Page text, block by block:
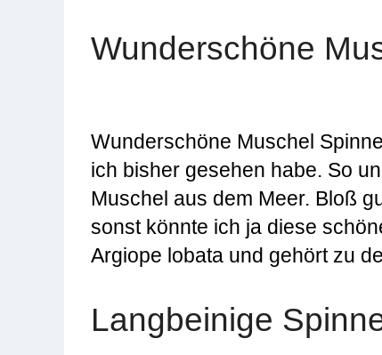
Wunderschöne
Wunderschöne Muschel
ich bisher gesehen habe. So
Muschel aus dem Meer. Bloß
sonst könnte ich ja diese
Argiope lobata und gehört zu
Langbeinige